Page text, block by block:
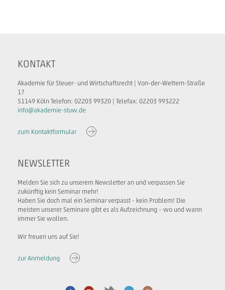
KONTAKT
Akademie für Steuer- und Wirtschaftsrecht | Von-der-Wettern-Straße
17
51149 Köln Telefon: 02203 99320 | Telefax: 02203 993222
info@akademie-stuw.de
zum Kontaktformular
NEWSLETTER
Melden Sie sich zu unserem Newsletter an und verpassen Sie
zukünftig kein Seminar mehr!
Haben Sie doch mal ein Seminar verpasst - kein Problem! Die
meisten unserer Seminare gibt es als Aufzeichnung – wo und wann
immer Sie wollen.
Wir freuen uns auf Sie!
zur Anmeldung